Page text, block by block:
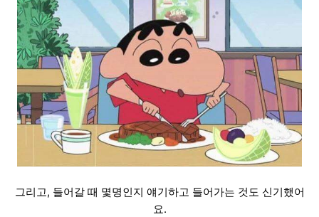
그리고, 들어갈 때 몇명인지 얘기하고 들어가는 것도 신기했어
요.